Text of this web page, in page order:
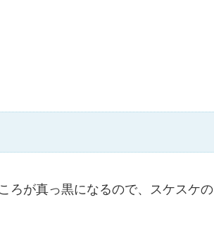
ろが真っ黒になるので、スケスケの